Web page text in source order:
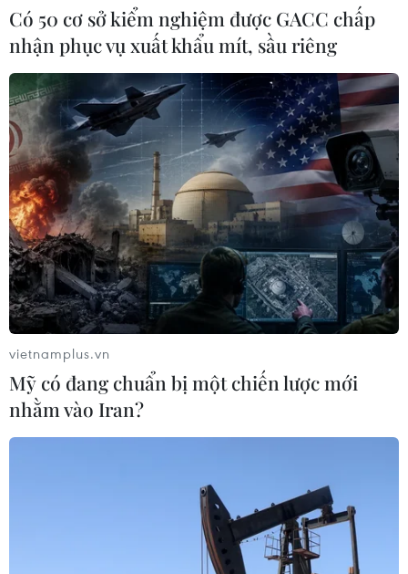
TIN CÙNG CHUYÊN MỤC
Xem trực tiếp Việt Nam-Campuchia
tại ASEAN Cup 2026 trên kênh nào?
07/08/2026 09:49
Nhận định Singapore vs
Indonesia (20h ngày 7/8): Cuộc quyết
đấu giành tấm vé bán kết duy nhất
Cục diện ASEAN Cup: Việt Nam
quyết giành ngôi đầu, Thái Lan vẫn
Có 50 cơ sở kiểm nghiệm được GACC chấp
nhận phục vụ xuất khẩu mít, sầu riêng
vietnamplus.vn
Mỹ có đang chuẩn bị một chiến lược mới
nhằm vào Iran?